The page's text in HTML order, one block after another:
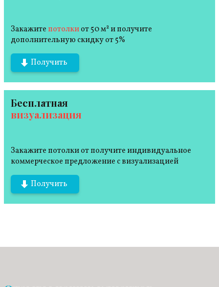
Закажите потолкиот 50 м² и получите
дополнительную скидку от 5%
Получить
Бесплатная
визуализация
Закажите потолки от получите индивидуальное
коммерческое предложение с визуализацией
Получить